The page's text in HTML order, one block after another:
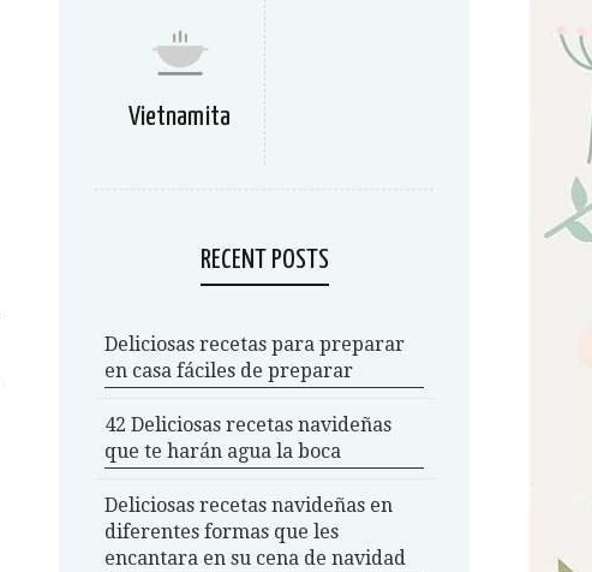
Vietnamita
RECENT POSTS
Deliciosas recetas para preparar
en casa fáciles de preparar
42 Deliciosas recetas navideñas
que te harán agua la boca
Deliciosas recetas navideñas en
diferentes formas que les
encantara en su cena de navidad